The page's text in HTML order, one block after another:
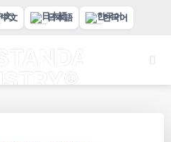
中文 日本語 한국어